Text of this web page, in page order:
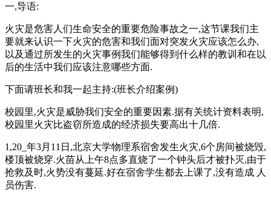
一,导语:
火灾是危害人们生命安全的重要危险事故之一,这节课我们主
要就来认识一下火灾的危害和我们面对突发火灾应该怎么办,
以及通过所发生的火灾事例我们能够得到什么样的教训和在以
后的生活中我们应该注意哪些方面.
下面请班长和我一起主持:(班长介绍案例)
校园里,火灾是威胁我们安全的重要因素.据有关统计资料表明,
校园里火灾比盗窃所造成的经济损失要高出十几倍.
1,20_年3月11日,北京大学物理系宿舍发生火灾,6个房间被烧毁,
楼顶被烧穿.火苗从上午8点多直烧了一个钟头后才被扑灭,由于
抢救及时,火势没有蔓延.好在宿舍学生都去上课了,没有造成 人
员伤害.